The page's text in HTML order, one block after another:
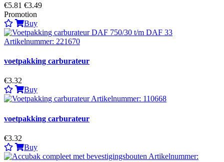
€5.81 €3.49
Promotion
Buy
voetpakking carburateur
€3.32
Buy
voetpakking carburateur
€3.32
Buy